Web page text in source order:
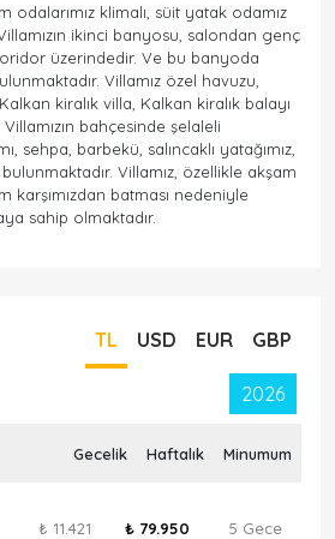
odalarımız klimalı, süit yatak odamız
ikinci banyosu, salondan genç
üzerindedir. Ve bu banyoda
Villamız özel havuzu,
kiralık villa, Kalkan kiralık balayı
bahçesinde şelaleli
sehpa, barbekü, salıncaklı yatağımız,
Villamız, özellikle akşam
karşımızdan batması nedeniyle
sahip olmaktadır.
TL USD EUR GBP
2026
Gecelik Haftalık Minumum
₺ 11.421 ₺ 79.950 5 Gece